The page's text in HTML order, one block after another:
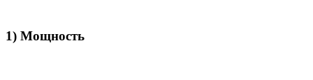
1) Мощность